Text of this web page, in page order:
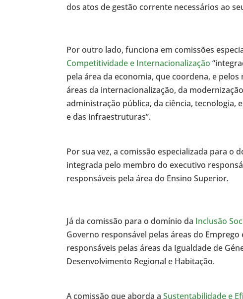
dos atos de gestão corrente necessários ao
Por outro lado, funciona em comissões
Competitividade e Internacionalização
pela área da economia, que coordena, e
áreas da internacionalização, da
administração pública, da ciência,
e das infraestruturas”.
Por sua vez, a comissão especializada para o
integrada pelo membro do executivo
responsáveis pela área do Ensino Superior.
Já da comissão para o domínio da Inclusão
Governo responsável pelas áreas do
responsáveis pelas áreas da Igualdade de
Desenvolvimento Regional e Habitação.
A comissão que aborda aSustentabilidade e